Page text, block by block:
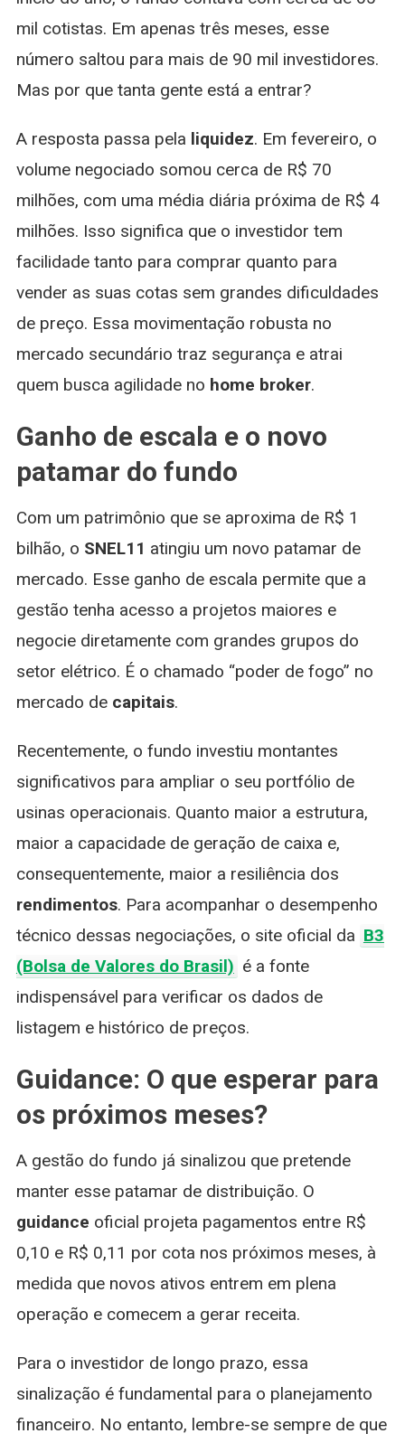
mil cotistas. Em apenas três meses, esse
número saltou para mais de 90 mil investidores.
Mas por que tanta gente está a entrar?
A resposta passa pela liquidez. Em fevereiro, o
volume negociado somou cerca de R$ 70
milhões, com uma média diária próxima de R$ 4
milhões. Isso significa que o investidor tem
facilidade tanto para comprar quanto para
vender as suas cotas sem grandes dificuldades
de preço. Essa movimentação robusta no
mercado secundário traz segurança e atrai
quem busca agilidade no home broker.
Ganho de escala e o novo
patamar do fundo
Com um patrimônio que se aproxima de R$ 1
bilhão, o SNEL11 atingiu um novo patamar de
mercado. Esse ganho de escala permite que a
gestão tenha acesso a projetos maiores e
negocie diretamente com grandes grupos do
setor elétrico. É o chamado “poder de fogo” no
mercado de capitais.
Recentemente, o fundo investiu montantes
significativos para ampliar o seu portfólio de
usinas operacionais. Quanto maior a estrutura,
maior a capacidade de geração de caixa e,
consequentemente, maior a resiliência dos
rendimentos. Para acompanhar o desempenho
técnico dessas negociações, o site oficial da B3
(Bolsa de Valores do Brasil) é a fonte
indispensável para verificar os dados de
listagem e histórico de preços.
Guidance: O que esperar para
os próximos meses?
A gestão do fundo já sinalizou que pretende
manter esse patamar de distribuição. O
guidance oficial projeta pagamentos entre R$
0,10 e R$ 0,11 por cota nos próximos meses, à
medida que novos ativos entrem em plena
operação e comecem a gerar receita.
Para o investidor de longo prazo, essa
sinalização é fundamental para o planejamento
financeiro. No entanto, lembre-se sempre de que